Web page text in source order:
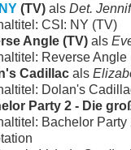
(TV) als Det.
CSI: NY (TV)
Angle (TV) als
Reverse Angle
Cadillac als
Dolan's
Party 2 - Die
Bachelor Party